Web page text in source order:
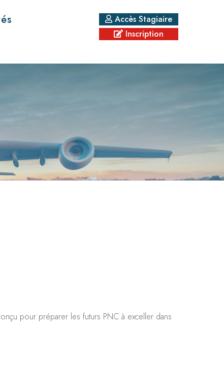
Accès Stagiaire
Inscription
pour préparer les futurs PNC à exceller dans